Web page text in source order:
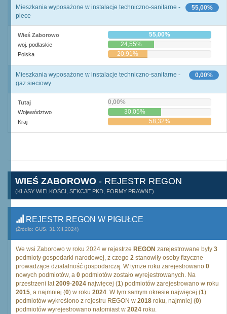
55,00%
Mieszkania wyposażone w instalacje techniczno-sanitarne -
piece
Wieś Zaborowo 55,00%
woj. podlaskie 24,55%
Polska 20,91%
0,00%
Mieszkania wyposażone w instalacje techniczno-sanitarne -
gaz sieciowy
Tutaj 0,00%
Województwo 30,05%
Kraj 58,32%
WIEŚ ZABOROWO - REJESTR REGON
(KLASY WIELKOŚCI, SEKCJE PKD, FORMY PRAWNE)
REJESTR REGON W PIGUŁCE
(Źródło: GUS, 31.XII.2024)
We wsi Zaborowo w roku 2024 w rejestrze REGON zarejestrowane były 3
podmioty gospodarki narodowej, z czego 2 stanowiły osoby fizyczne
prowadzące działalność gospodarczą. W tymże roku zarejestrowano 0
nowych podmiotów, a 0 podmiotów zostało wyrejestrowanych. Na
przestrzeni lat2009-2024 najwięcej (1) podmiotów zarejestrowano w roku
2015, a najmniej (0) w roku 2024. W tym samym okresie najwięcej (1)
podmiotów wykreślono z rejestru REGON w 2018 roku, najmniej (0)
podmiotów wyrejestrowano natomiast w 2024 roku.